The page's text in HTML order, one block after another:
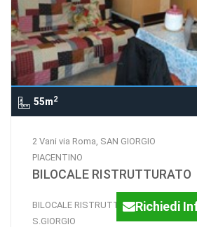
55m2
2 Vani via Roma, SAN GIORGIO
PIACENTINO
BILOCALE RISTRUTTURATO
BILOCALE RISTRUTTURATO CENTRO
S.GIORGIO
Richiedi